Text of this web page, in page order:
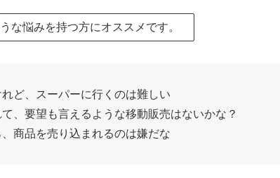
な悩みを持つ方にオススメです。
ど、スーパーに行くのは難しい
、要望も言えるような移動販売はないかな？
商品を売り込まれるのは嫌だな